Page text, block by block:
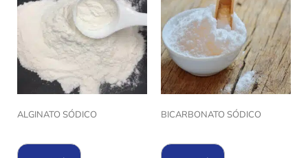
ALGINATO SÓDICO BICARBONATO SÓDICO